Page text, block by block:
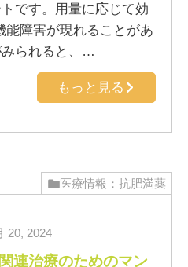
です。用量に応じて効
能障害が現れることがあ
みられると、…
もっと見る
医療情報：抗肥満薬
20, 2024
連治療のためのマン